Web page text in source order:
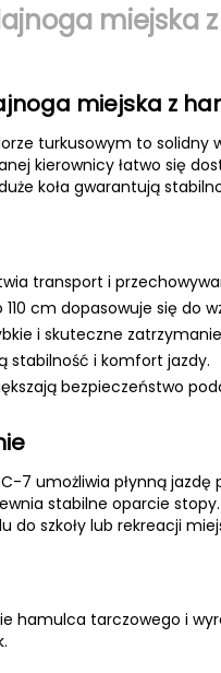
miejska z
turkusowym to
kierownicy łatwo się
koła gwarantują
transport i
cm dopasowuje się do
i skuteczne
stabilność i komfort jazdy.
bezpieczeństwo
7 umożliwia płynną
stabilne oparcie
do szkoły lub rekreacji
hamulca tarczowego i